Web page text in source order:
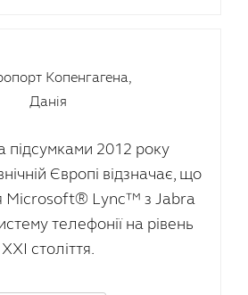
підсумками 2012 року
Європі відзначає, що
Microsoft® Lync™ з Jabra
телефонії на рівень
XXI століття.